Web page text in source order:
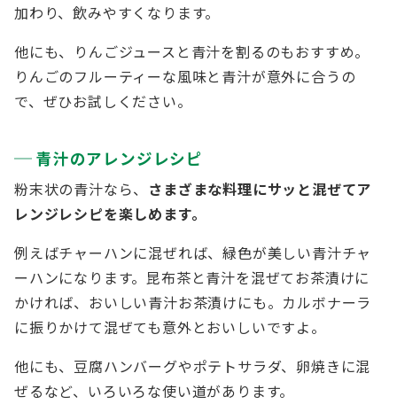
加わり、飲みやすくなります。
他にも、りんごジュースと青汁を割るのもおすすめ。
りんごのフルーティーな風味と青汁が意外に合うの
で、ぜひお試しください。
青汁のアレンジレシピ
粉末状の青汁なら、 さまざまな料理にサッと混ぜてア
レンジレシピを楽しめます。
例えばチャーハンに混ぜれば、緑色が美しい青汁チャ
ーハンになります。昆布茶と青汁を混ぜてお茶漬けに
かければ、おいしい青汁お茶漬けにも。カルボナーラ
に振りかけて混ぜても意外とおいしいですよ。
他にも、豆腐ハンバーグやポテトサラダ、卵焼きに混
ぜるなど、いろいろな使い道があります。